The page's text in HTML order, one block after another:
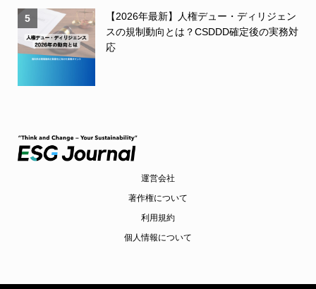
5
【2026年最新】人権デュー・ディリジェン
スの規制動向とは？CSDDD確定後の実務対
応
運営会社
著作権について
利用規約
個人情報について